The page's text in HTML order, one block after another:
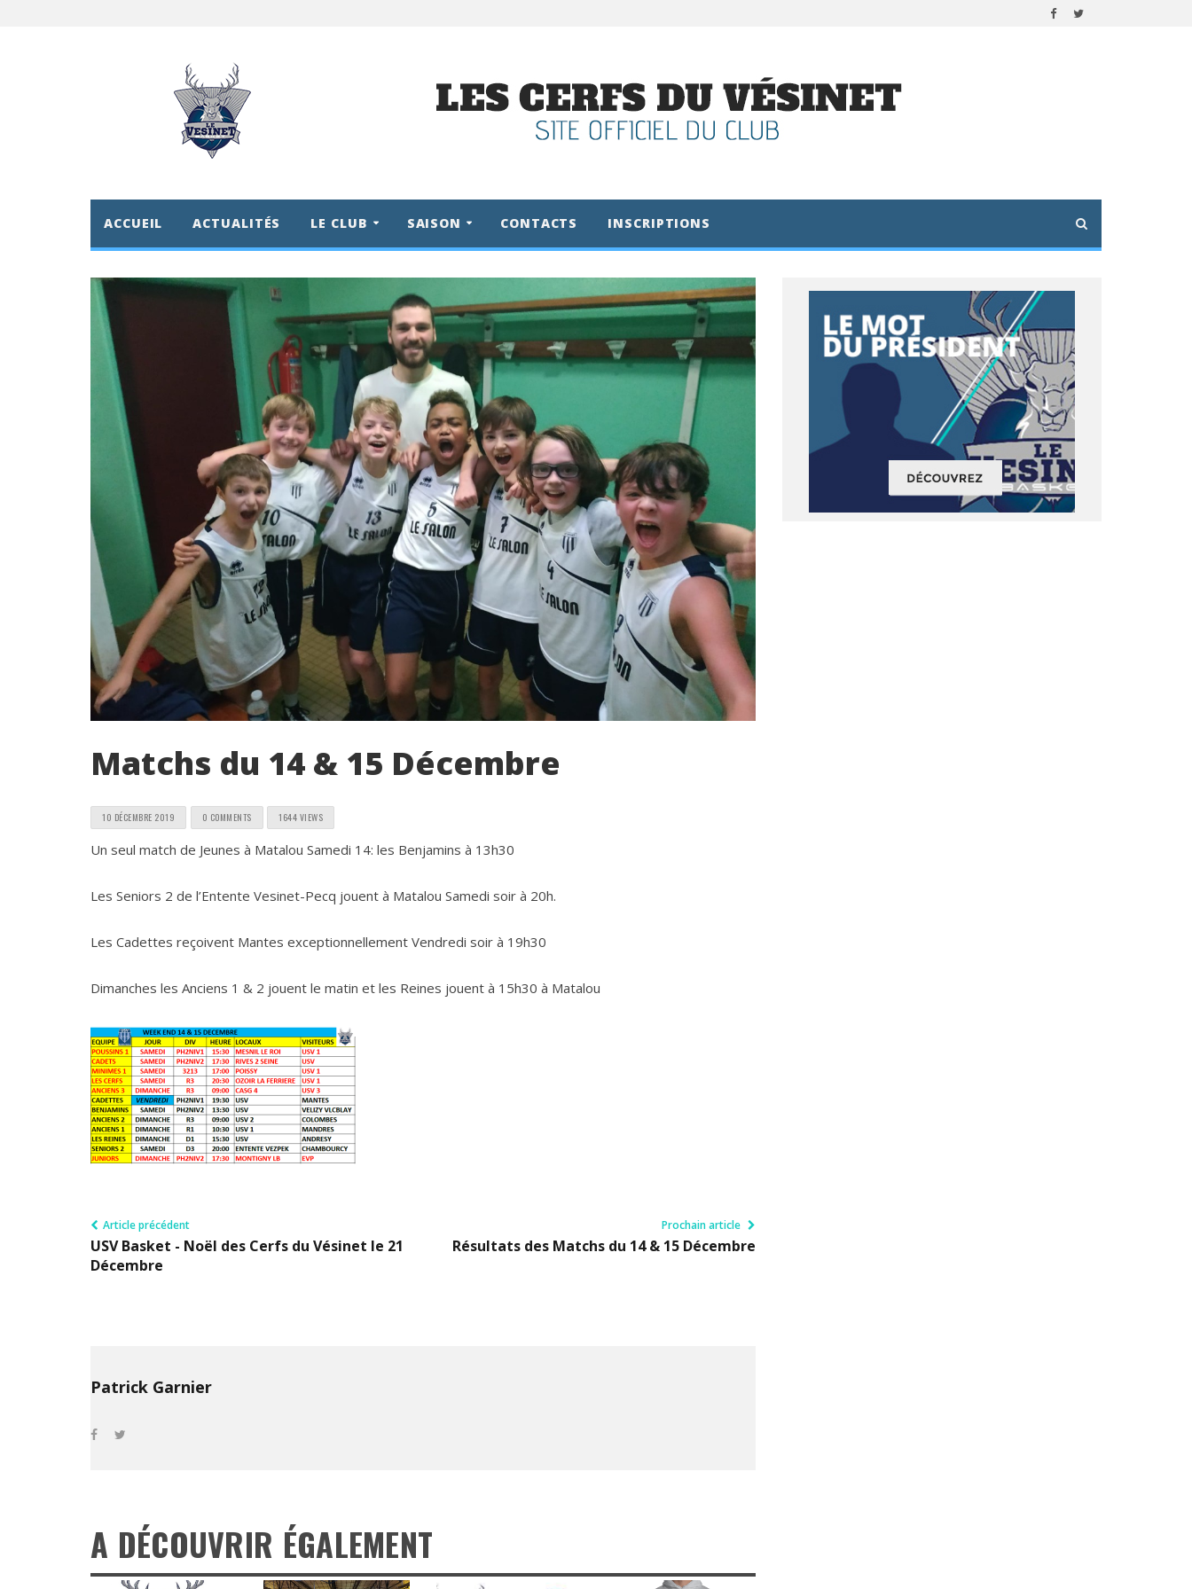
ACCUEIL ACTUALITÉS LE CLUB SAISON CONTACTS INSCRIPTIONS
Matchs du 14 & 15 Décembre
10 DÉCEMBRE 2019 0 COMMENTS 1644 VIEWS
Un seul match de Jeunes à Matalou Samedi 14: les Benjamins à 13h30
Les Seniors 2 de l’Entente Vesinet-Pecq jouent à Matalou Samedi soir à 20h.
Les Cadettes reçoivent Mantes exceptionnellement Vendredi soir à 19h30
Dimanches les Anciens 1 & 2 jouent le matin et les Reines jouent à 15h30 à Matalou
Article précédent
USV Basket - Noël des Cerfs du Vésinet le 21
Décembre
Prochain article
Résultats des Matchs du 14 & 15 Décembre
Patrick Garnier
A DÉCOUVRIR ÉGALEMENT